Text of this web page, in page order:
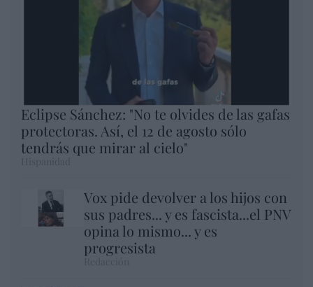
Eclipse Sánchez: "No te olvides de las gafas
protectoras. Así, el 12 de agosto sólo
tendrás que mirar al cielo"
Vox pide devolver a los hijos con
sus padres... y es fascista...el PNV
opina lo mismo... y es
progresista